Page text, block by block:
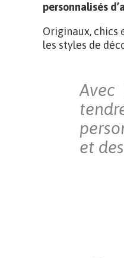
personnalisés
Originaux,
les styles de
Avec
et